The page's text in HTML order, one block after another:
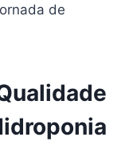
de